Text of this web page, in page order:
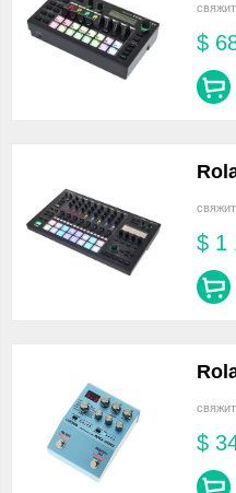
$
$ 1
$